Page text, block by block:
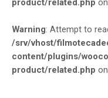
product/related.php
Warning: Attempt to
/srv/vhost/
content/plugins/
product/related.php